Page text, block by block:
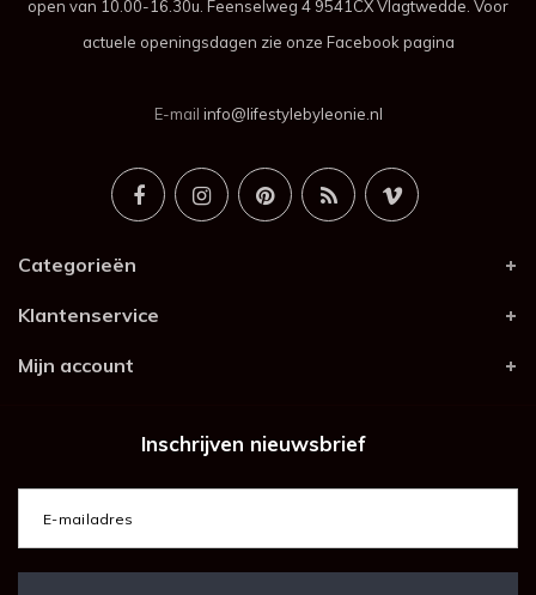
open van 10.00-16.30u. Feenselweg 4 9541CX Vlagtwedde. Voor
actuele openingsdagen zie onze Facebook pagina
E-mail info@lifestylebyleonie.nl
Categorieën
Klantenservice
Mijn account
Inschrijven nieuwsbrief